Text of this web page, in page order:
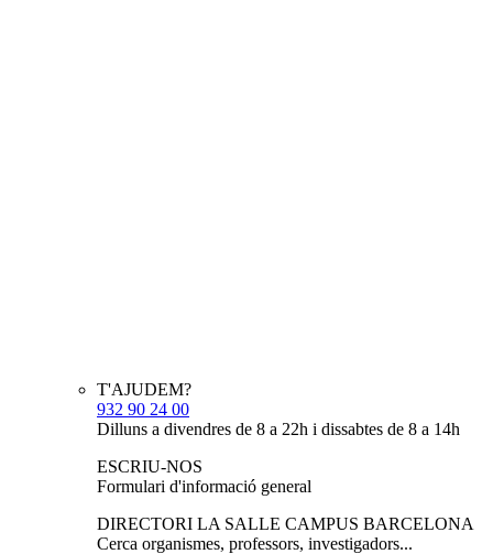
T'AJUDEM?
932 90 24 00
Dilluns a divendres de 8 a 22h i dissabtes de 8 a 14h
ESCRIU-NOS
Formulari d'informació general
DIRECTORI LA SALLE CAMPUS BARCELONA
Cerca organismes, professors, investigadors...